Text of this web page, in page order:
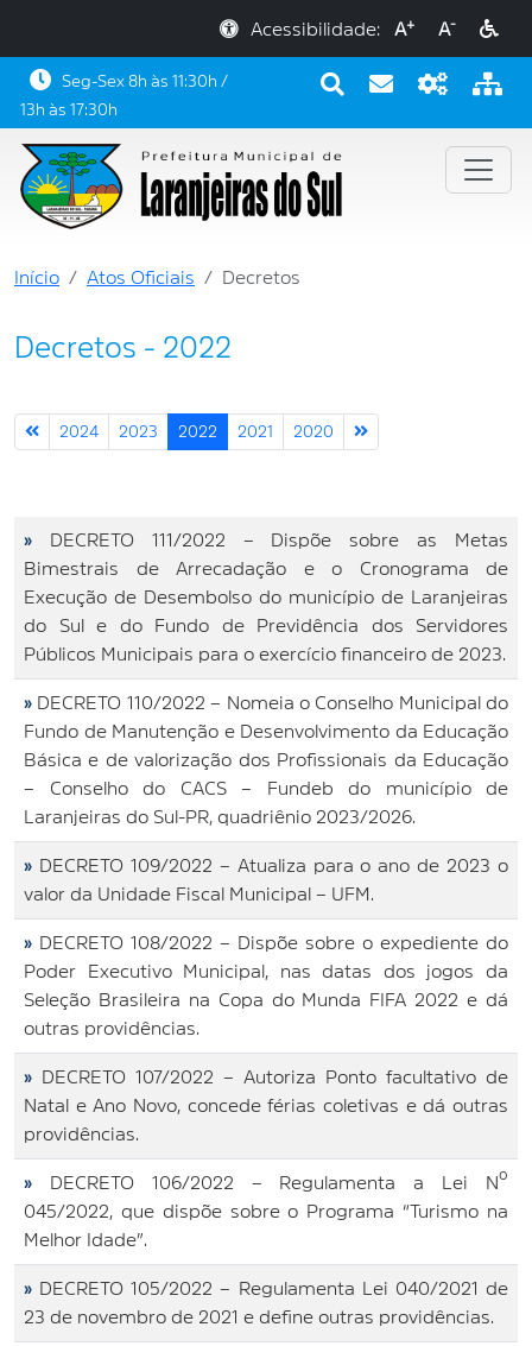
Acessibilidade: A+ A-
Seg-Sex 8h às 11:30h /
13h às 17:30h
Início Atos Oficiais Decretos
Decretos - 2022
2024 2023 2022 2021 2020
»
DECRETO 111/2022 – Dispõe sobre as Metas
Bimestrais de Arrecadação e o Cronograma de
Execução de Desembolso do município de Laranjeiras
do Sul e do Fundo de Previdência dos Servidores
Públicos Municipais para o exercício financeiro de 2023.
» DECRETO 110/2022 – Nomeia o Conselho Municipal do
Fundo de Manutenção e Desenvolvimento da Educação
Básica e de valorização dos Profissionais da Educação
– Conselho do CACS – Fundeb do município de
Laranjeiras do Sul-PR, quadriênio 2023/2026.
» DECRETO 109/2022 – Atualiza para o ano de 2023 o
valor da Unidade Fiscal Municipal – UFM.
» DECRETO 108/2022 – Dispõe sobre o expediente do
Poder Executivo Municipal, nas datas dos jogos da
Seleção Brasileira na Copa do Munda FIFA 2022 e dá
outras providências.
»
DECRETO 107/2022 – Autoriza Ponto facultativo de
Natal e Ano Novo, concede férias coletivas e dá outras
providências.
»
DECRETO 106/2022 – Regulamenta a Lei Nº
045/2022, que dispõe sobre o Programa “Turismo na
Melhor Idade”.
» DECRETO 105/2022 – Regulamenta Lei 040/2021 de
23 de novembro de 2021 e define outras providências.